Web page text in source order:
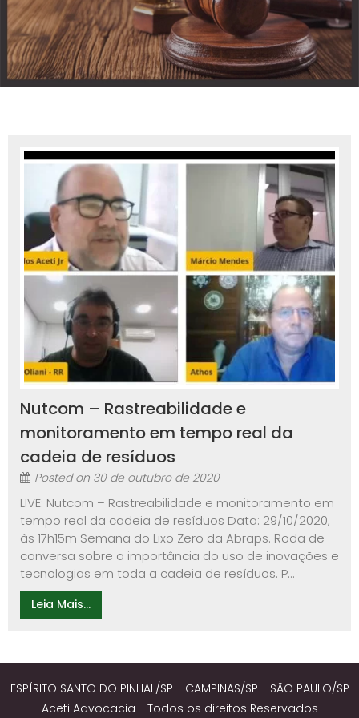
Nutcom – Rastreabilidade e
monitoramento em tempo real da
cadeia de resíduos
Posted on 30 de outubro de 2020
LIVE: Nutcom – Rastreabilidade e monitoramento em
tempo real da cadeia de resíduos Data: 29/10/2020,
às 17h15m Semana do Lixo Zero da Abraps. Roda de
conversa sobre a importância do uso de inovações e
tecnologias em toda a cadeia de resíduos. P...
Leia Mais...
ESPÍRITO SANTO DO PINHAL/SP - CAMPINAS/SP - SÃO PAULO/SP
- Aceti Advocacia - Todos os direitos Reservados -